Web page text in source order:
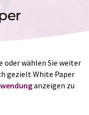
oder wählen Sie weiter
gezielt White Paper
anzeigen zu